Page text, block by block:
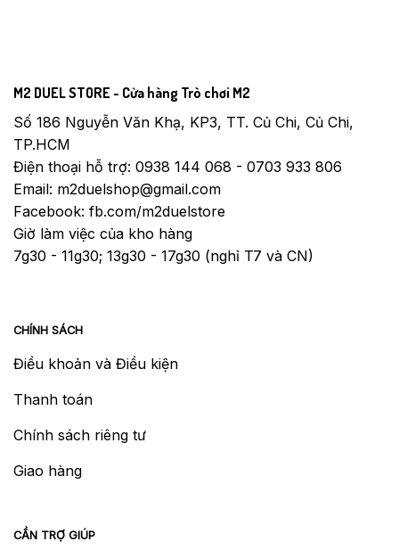
M2 DUEL STORE - Cửa hàng Trò chơi M2
Số 186 Nguyễn Văn Khạ, KP3, TT. Củ Chi, Củ Chi,
TP.HCM
Điện thoại hỗ trợ: 0938 144 068 - 0703 933 806
Email: m2duelshop@gmail.com
Facebook: fb.com/m2duelstore
Giờ làm việc của kho hàng
7g30 - 11g30; 13g30 - 17g30 (nghỉ T7 và CN)
CHÍNH SÁCH
Điều khoản và Điều kiện
Thanh toán
Chính sách riêng tư
Giao hàng
CẦN TRỢ GIÚP